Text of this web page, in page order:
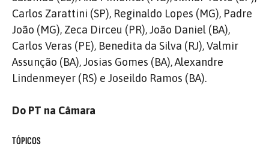
Carlos Zarattini (SP), Reginaldo Lopes (MG), Padre
João (MG), Zeca Dirceu (PR), João Daniel (BA),
Carlos Veras (PE), Benedita da Silva (RJ), Valmir
Assunção (BA), Josias Gomes (BA), Alexandre
Lindenmeyer (RS) e Joseildo Ramos (BA).
Do PT na Câmara
TÓPICOS